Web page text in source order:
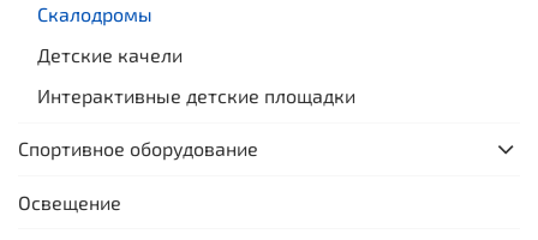
Скалодромы
Детские качели
Интерактивные детские площадки
Спортивное оборудование
Освещение